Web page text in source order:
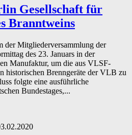
Gesellschaft für
Branntweins
der Mitgliederversammlung der
des 23. Januars in der
Manufaktur, um die aus VLSF-
historischen Brenngeräte der VLB zu
folgte eine ausführliche
Bundestages,...